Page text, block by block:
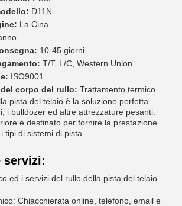
D11N
La Cina
10-45 giorni
T/T, L/C, Western Union
ISO9001
corpo del rullo: Trattamento termico
pista del telaio è la soluzione perfetta
i bulldozer ed altre attrezzature pesanti.
è destinato per fornire la prestazione
tipi di sistemi di pista.
servizi:
ed i servizi del rullo della pista del telaio
Chiacchierata online, telefono, email e